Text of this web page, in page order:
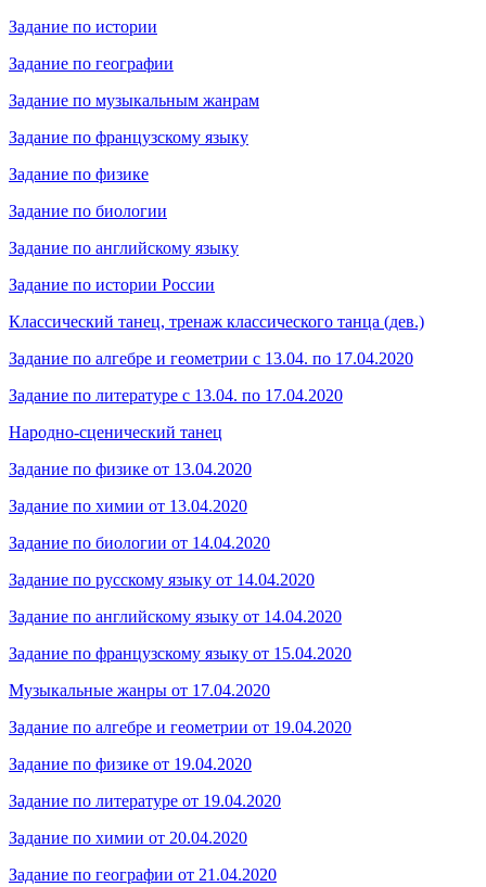
Задание по истории
Задание по географии
Задание по музыкальным жанрам
Задание по французскому языку
Задание по физике
Задание по биологии
Задание по английскому языку
Задание по истории России
Классический танец, тренаж классического танца (дев.)
Задание по алгебре и геометрии с 13.04. по 17.04.2020
Задание по литературе с 13.04. по 17.04.2020
Народно-сценический танец
Задание по физике от 13.04.2020
Задание по химии от 13.04.2020
Задание по биологии от 14.04.2020
Задание по русскому языку от 14.04.2020
Задание по английскому языку от 14.04.2020
Задание по французскому языку от 15.04.2020
Музыкальные жанры от 17.04.2020
Задание по алгебре и геометрии от 19.04.2020
Задание по физике от 19.04.2020
Задание по литературе от 19.04.2020
Задание по химии от 20.04.2020
Задание по географии от 21.04.2020